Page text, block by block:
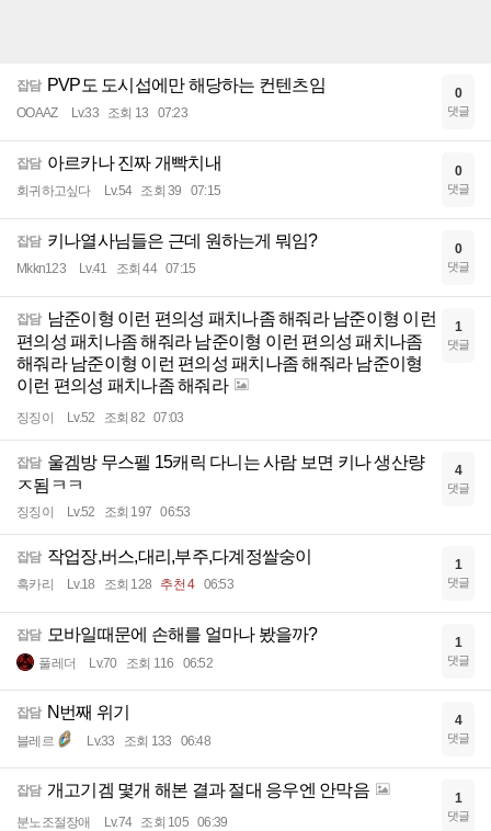
잡담 PVP도 도시섭에만 해당하는 컨텐츠임
OOAAZ Lv.33 조회 13 07:23
0
댓글
잡담 아르카나 진짜 개빡치내
회귀하고싶다 Lv.54 조회 39 07:15
0
댓글
잡담 키나열사님들은 근데 원하는게 뭐임?
Mkkn123 Lv.41 조회 44 07:15
0
댓글
잡담 남준이형 이런 편의성 패치나좀 해줘라 남준이형 이런
편의성 패치나좀 해줘라 남준이형 이런 편의성 패치나좀
해줘라 남준이형 이런 편의성 패치나좀 해줘라 남준이형
이런 편의성 패치나좀 해줘라
징징이 Lv.52 조회 82 07:03
1
댓글
잡담 울겜방 무스펠 15캐릭 다니는 사람 보면 키나 생산량
ㅈ됨ㅋㅋ
징징이 Lv.52 조회 197 06:53
4
댓글
잡담 작업장,버스,대리,부주,다계정쌀숭이
흑카리 Lv.18 조회 128 추천 4 06:53
1
댓글
잡담 모바일때문에 손해를 얼마나 봤을까?
풀레더 Lv.70 조회 116 06:52
1
댓글
잡담 N번째 위기
블레르 Lv.33 조회 133 06:48
4
댓글
잡담 개고기겜 몇개 해본 결과 절대 응우엔 안막음
분노조절장애 Lv.74 조회 105 06:39
1
댓글